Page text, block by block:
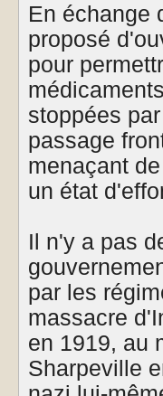
En échange
proposé
pour
stoppées
passage
menaçant
un état
Il n'y a pas
par les
massacre
en 1919, au
Sharpeville